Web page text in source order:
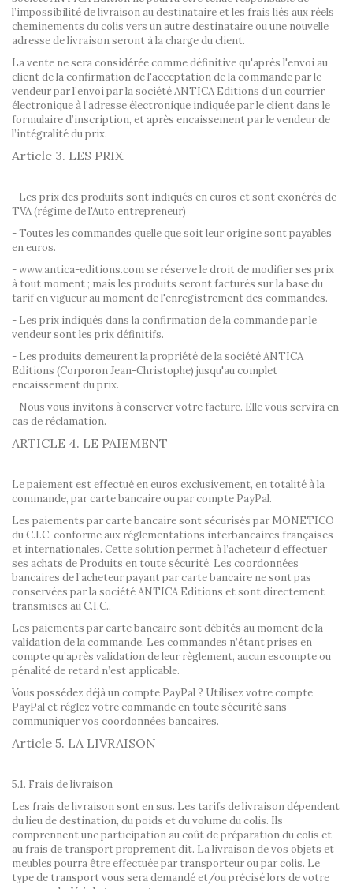
l’impossibilité de livraison au destinataire et les frais liés aux réels
cheminements du colis vers un autre destinataire ou une nouvelle
adresse de livraison seront à la charge du client.
La vente ne sera considérée comme définitive qu'après l'envoi au
client de la confirmation de l'acceptation de la commande par le
vendeur par l’envoi par la société ANTICA Editions d’un courrier
électronique à l’adresse électronique indiquée par le client dans le
formulaire d’inscription, et après encaissement par le vendeur de
l’intégralité du prix.
Article 3. LES PRIX
- Les prix des produits sont indiqués en euros et sont exonérés de
TVA (régime de l'Auto entrepreneur)
- Toutes les commandes quelle que soit leur origine sont payables
en euros.
- www.antica-editions.com se réserve le droit de modifier ses prix
à tout moment ; mais les produits seront facturés sur la base du
tarif en vigueur au moment de l'enregistrement des commandes.
- Les prix indiqués dans la confirmation de la commande par le
vendeur sont les prix définitifs.
- Les produits demeurent la propriété de la société ANTICA
Editions (Corporon Jean-Christophe) jusqu'au complet
encaissement du prix.
- Nous vous invitons à conserver votre facture. Elle vous servira en
cas de réclamation.
ARTICLE 4. LE PAIEMENT
Le paiement est effectué en euros exclusivement, en totalité à la
commande, par carte bancaire ou par compte PayPal.
Les paiements par carte bancaire sont sécurisés par MONETICO
du C.I.C. conforme aux réglementations interbancaires françaises
et internationales. Cette solution permet à l’acheteur d’effectuer
ses achats de Produits en toute sécurité. Les coordonnées
bancaires de l’acheteur payant par carte bancaire ne sont pas
conservées par la société ANTICA Editions et sont directement
transmises au C.I.C..
Les paiements par carte bancaire sont débités au moment de la
validation de la commande. Les commandes n’étant prises en
compte qu’après validation de leur règlement, aucun escompte ou
pénalité de retard n’est applicable.
Vous possédez déjà un compte PayPal ? Utilisez votre compte
PayPal et réglez votre commande en toute sécurité sans
communiquer vos coordonnées bancaires.
Article 5. LA LIVRAISON
5.1. Frais de livraison
Les frais de livraison sont en sus. Les tarifs de livraison dépendent
du lieu de destination, du poids et du volume du colis. Ils
comprennent une participation au coût de préparation du colis et
au frais de transport proprement dit. La livraison de vos objets et
meubles pourra être effectuée par transporteur ou par colis. Le
type de transport vous sera demandé et/ou précisé lors de votre